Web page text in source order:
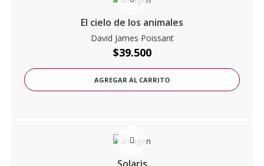
El cielo de los animales
David James Poissant
$39.500
AGREGAR AL CARRITO